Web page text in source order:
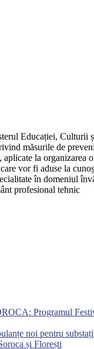
Educației, Culturii
măsurile de
la organizarea
vor fi aduse la
în domeniul
profesional tehnic
Programul
noi pentru
și Florești